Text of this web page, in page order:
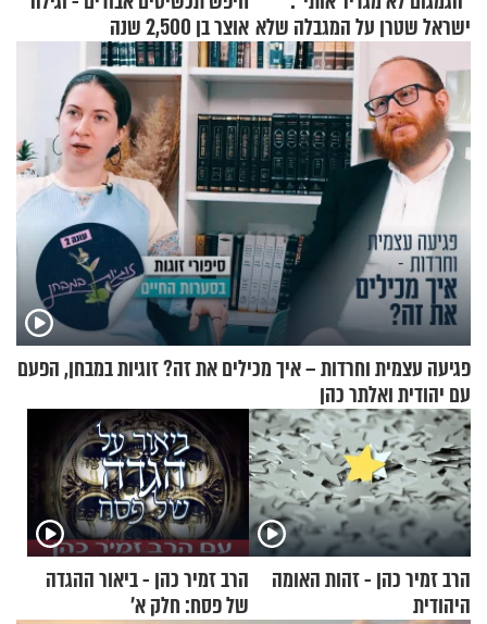
ישראל שטרן על המגבלה שלא
עוצרת אותו
אוצר בן 2,500 שנה
פגיעה עצמית וחרדות – איך מכילים את זה? זוגיות במבחן, הפעם
עם יהודית ואלתר כהן
הרב זמיר כהן - זהות האומה
היהודית
הרב זמיר כהן - ביאור ההגדה
של פסח: חלק א’